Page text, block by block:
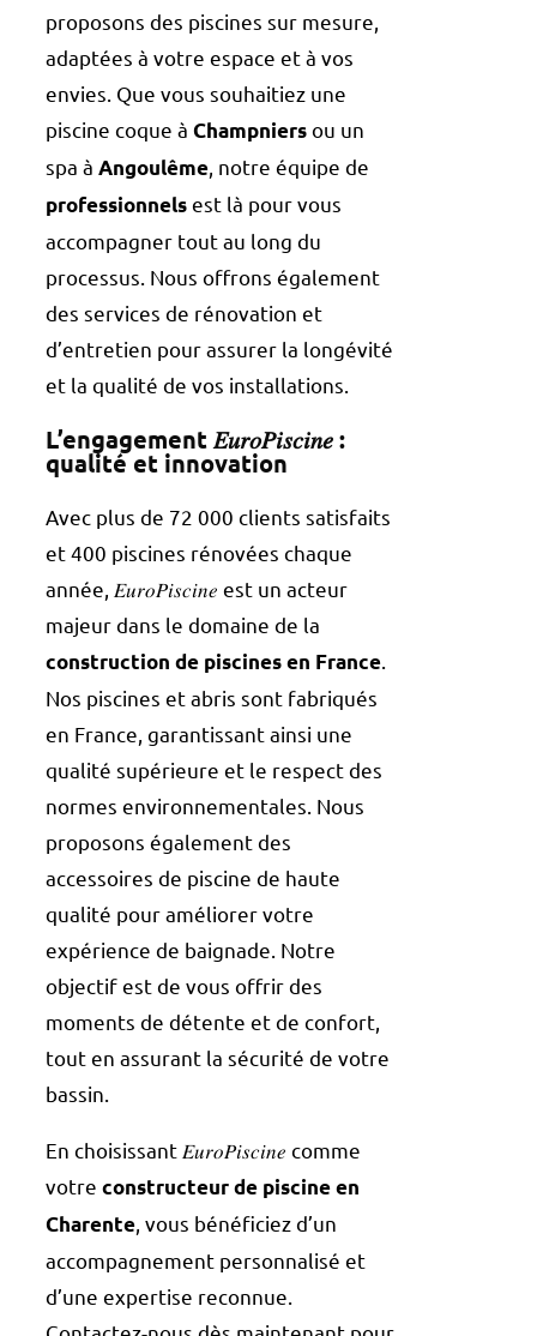
proposons des piscines sur mesure,
adaptées à votre espace et à vos
envies. Que vous souhaitiez une
piscine coque à Champniersou un
spa à Angoulême, notre équipe de
professionnelsest là pour vous
accompagner tout au long du
processus. Nous offrons également
des services de rénovation et
d’entretien pour assurer la longévité
et la qualité de vos installations.
L’engagement 𝐸𝑢𝑟𝑜𝑃𝑖𝑠𝑐𝑖𝑛𝑒 :
qualité et innovation
Avec plus de 72 000 clients satisfaits
et 400 piscines rénovées chaque
année, 𝐸𝑢𝑟𝑜𝑃𝑖𝑠𝑐𝑖𝑛𝑒 est un acteur
majeur dans le domaine de la
construction de piscines en France.
Nos piscines et abris sont fabriqués
en France, garantissant ainsi une
qualité supérieure et le respect des
normes environnementales. Nous
proposons également des
accessoires de piscine de haute
qualité pour améliorer votre
expérience de baignade. Notre
objectif est de vous offrir des
moments de détente et de confort,
tout en assurant la sécurité de votre
bassin.
En choisissant 𝐸𝑢𝑟𝑜𝑃𝑖𝑠𝑐𝑖𝑛𝑒 comme
votre constructeur de piscine en
Charente, vous bénéficiez d’un
accompagnement personnalisé et
d’une expertise reconnue.